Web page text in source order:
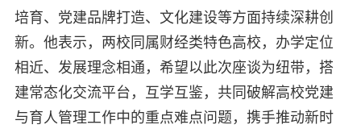
培育、党建品牌打造、文化建设等方面持续深耕创
新。他表示，两校同属财经类特色高校，办学定位
相近、发展理念相通，希望以此次座谈为纽带，搭
建常态化交流平台，互学互鉴，共同破解高校党建
与育人管理工作中的重点难点问题，携手推动新时